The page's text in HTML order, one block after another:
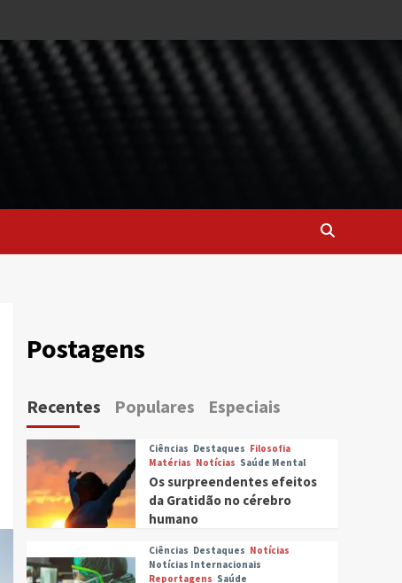
Postagens
Recentes Populares Especiais
Ciências Destaques Filosofia
Matérias Notícias Saúde Mental
Os surpreendentes efeitos
da Gratidão no cérebro
humano
Ciências Destaques Notícias
Notícias Internacionais
Reportagens Saúde